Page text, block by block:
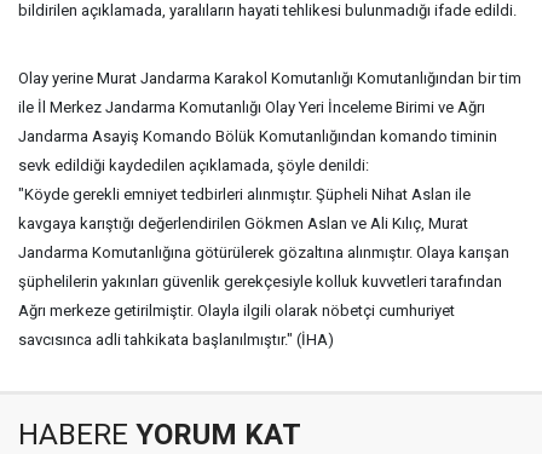
bildirilen açıklamada, yaralıların hayati tehlikesi bulunmadığı ifade edildi.
Olay yerine Murat Jandarma Karakol Komutanlığı Komutanlığından bir tim
ile İl Merkez Jandarma Komutanlığı Olay Yeri İnceleme Birimi ve Ağrı
Jandarma Asayiş Komando Bölük Komutanlığından komando timinin
sevk edildiği kaydedilen açıklamada, şöyle denildi:
"Köyde gerekli emniyet tedbirleri alınmıştır. Şüpheli Nihat Aslan ile
kavgaya karıştığı değerlendirilen Gökmen Aslan ve Ali Kılıç, Murat
Jandarma Komutanlığına götürülerek gözaltına alınmıştır. Olaya karışan
şüphelilerin yakınları güvenlik gerekçesiyle kolluk kuvvetleri tarafından
Ağrı merkeze getirilmiştir. Olayla ilgili olarak nöbetçi cumhuriyet
savcısınca adli tahkikata başlanılmıştır." (İHA)
HABERE YORUM KAT